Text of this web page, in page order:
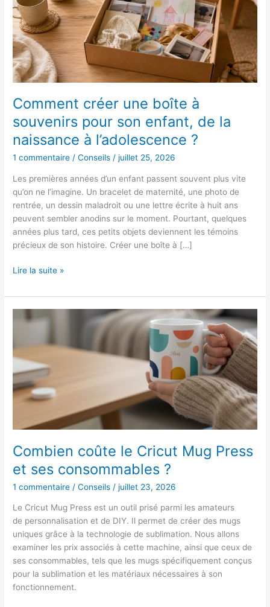
Comment créer une boîte à
souvenirs pour son enfant, de la
naissance à l’adolescence ?
1 commentaire /Conseils /juillet 25, 2026
Les premières années d’un enfant passent souvent plus vite
qu’on ne l’imagine. Un bracelet de maternité, une photo de
rentrée, un dessin maladroit ou une lettre écrite à huit ans
peuvent sembler anodins sur le moment. Pourtant, quelques
années plus tard, ces petits objets deviennent les témoins
précieux de son histoire. Créer une boîte à […]
à
souvenirs
pour
son
enfant,
de
naissance
l’adolescence
?
Lire la suite »
Combien coûte le Cricut Mug Press
et ses consommables ?
1 commentaire /Conseils /juillet 23, 2026
Le Cricut Mug Press est un outil prisé parmi les amateurs
de personnalisation et de DIY. Il permet de créer des mugs
uniques grâce à la technologie de sublimation. Nous allons
examiner les prix associés à cette machine, ainsi que ceux de
ses consommables, tels que les mugs spécifiquement conçus
pour la sublimation et les matériaux nécessaires à son
fonctionnement.
Cricut
Mug
Press
et
consommables